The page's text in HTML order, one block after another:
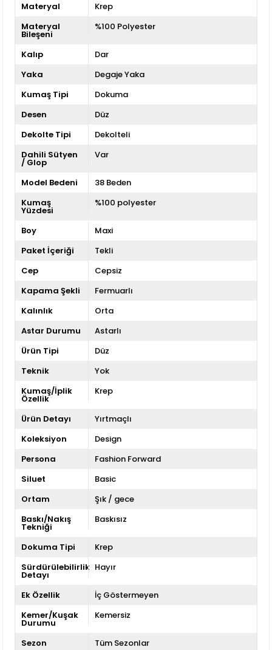
Materyal
Krep
Materyal
Bileşeni
%100 Polyester
Kalıp
Dar
Yaka
Degaje Yaka
Kumaş Tipi
Dokuma
Desen
Düz
Dekolte Tipi
Dekolteli
Dahili Sütyen
/ Glop
Var
Model Bedeni
38 Beden
Kumaş
Yüzdesi
%100 polyester
Boy
Maxi
Paket İçeriği
Tekli
Cep
Cepsiz
Kapama Şekli
Fermuarlı
Kalınlık
Orta
Astar Durumu
Astarlı
Ürün Tipi
Düz
Teknik
Yok
Kumaş/İplik
Özellik
Krep
Ürün Detayı
Yırtmaçlı
Koleksiyon
Design
Persona
Fashion Forward
Siluet
Basic
Ortam
Şık / gece
Baskı/Nakış
Tekniği
Baskısız
Dokuma Tipi
Krep
Sürdürülebilirlik
Detayı
Hayır
Ek Özellik
İç Göstermeyen
Kemer/Kuşak
Durumu
Kemersiz
Sezon
Tüm Sezonlar